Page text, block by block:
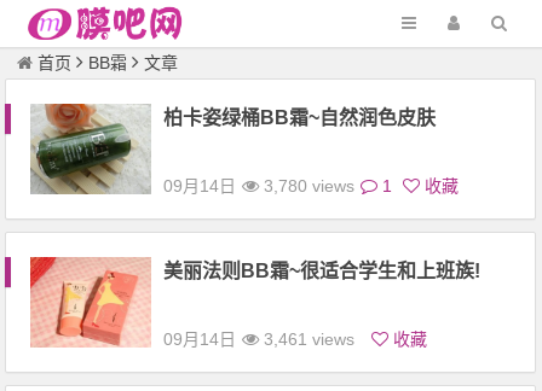
首页 BB霜 文章
柏卡姿绿桶BB霜~自然润色皮肤
09月14日 3,780 views 1 收藏
美丽法则BB霜~很适合学生和上班族!
09月14日 3,461 views 收藏